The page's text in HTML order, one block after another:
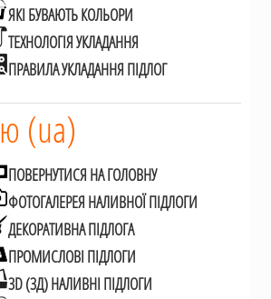
ЯКІ БУВАЮТЬ КОЛЬОРИ
ТЕХНОЛОГІЯ УКЛАДАННЯ
ПРАВИЛА УКЛАДАННЯ ПІДЛОГ
(ua)
ПОВЕРНУТИСЯ НА ГОЛОВНУ
ФОТОГАЛЕРЕЯ НАЛИВНОЇ ПІДЛОГИ
ДЕКОРАТИВНА ПІДЛОГА
ПРОМИСЛОВІ ПІДЛОГИ
3D (3Д) НАЛИВНІ ПІДЛОГИ